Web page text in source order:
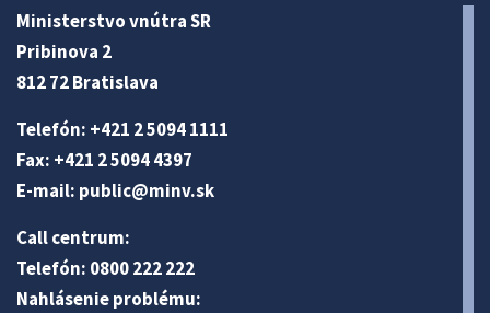
Ministerstvo vnútra SR
Pribinova 2
812 72 Bratislava
Telefón: +421 2 5094 1111
Fax: +421 2 5094 4397
E-mail: public@minv.sk
Call centrum:
Telefón: 0800 222 222
Nahlásenie problému: